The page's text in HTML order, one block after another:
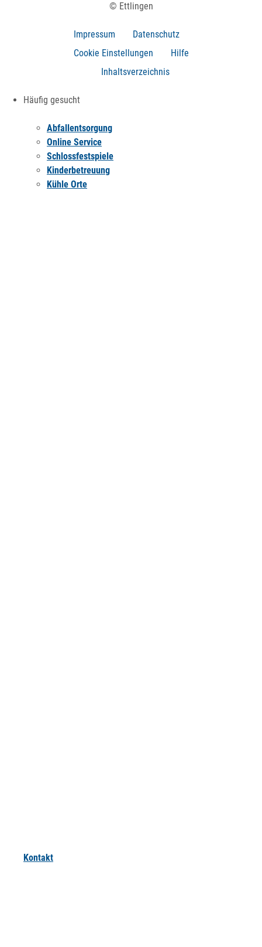
© Ettlingen
Impressum
Datenschutz
Cookie Einstellungen
Hilfe
Inhaltsverzeichnis
Häufig gesucht
Abfallentsorgung
Online Service
Schlossfestspiele
Kinderbetreuung
Kühle Orte
Kontakt